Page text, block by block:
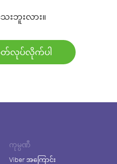
ေးဘူးလား။
တ်လုပ်လိုက်ပါ
ကုမ္ပဏီ
Viber အကြောင်း